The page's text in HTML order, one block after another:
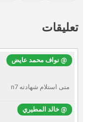
تعليقات
@ نواف محمد عايض
متى استلام شهادته n7
@ خالد المطيري